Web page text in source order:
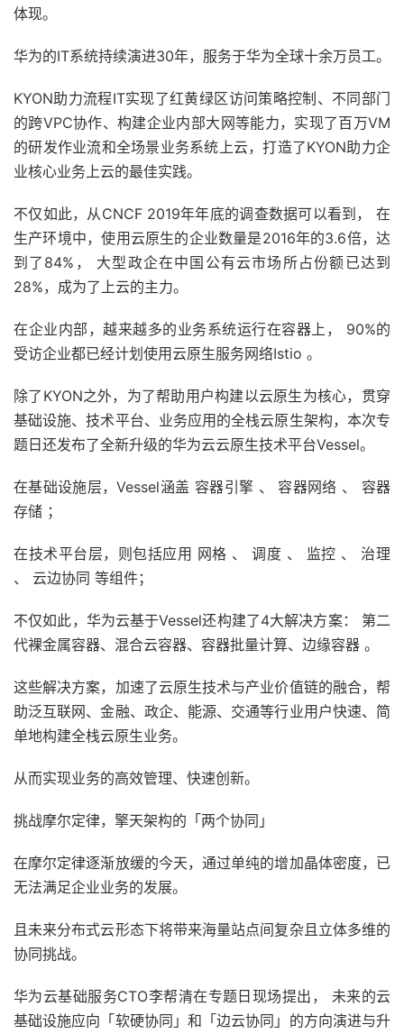
体现。
华为的IT系统持续演进30年，服务于华为全球十余万员工。
KYON助力流程IT实现了红黄绿区访问策略控制、不同部门
的跨VPC协作、构建企业内部大网等能力，实现了百万VM
的研发作业流和全场景业务系统上云，打造了KYON助力企
业核心业务上云的最佳实践。
不仅如此，从CNCF 2019年年底的调查数据可以看到， 在
生产环境中，使用云原生的企业数量是2016年的3.6倍，达
到了84%， 大型政企在中国公有云市场所占份额已达到
28%，成为了上云的主力。
在企业内部，越来越多的业务系统运行在容器上， 90%的
受访企业都已经计划使用云原生服务网络Istio 。
除了KYON之外，为了帮助用户构建以云原生为核心，贯穿
基础设施、技术平台、业务应用的全栈云原生架构，本次专
题日还发布了全新升级的华为云云原生技术平台Vessel。
在基础设施层，Vessel涵盖 容器引擎 、 容器网络 、 容器
存储 ；
在技术平台层，则包括应用 网格 、 调度 、 监控 、 治理
、 云边协同 等组件；
不仅如此，华为云基于Vessel还构建了4大解决方案： 第二
代裸金属容器、混合云容器、容器批量计算、边缘容器 。
这些解决方案，加速了云原生技术与产业价值链的融合，帮
助泛互联网、金融、政企、能源、交通等行业用户快速、简
单地构建全栈云原生业务。
从而实现业务的高效管理、快速创新。
挑战摩尔定律，擎天架构的「两个协同」
在摩尔定律逐渐放缓的今天，通过单纯的增加晶体密度，已
无法满足企业业务的发展。
且未来分布式云形态下将带来海量站点间复杂且立体多维的
协同挑战。
华为云基础服务CTO李帮清在专题日现场提出， 未来的云
基础设施应向「软硬协同」和「边云协同」的方向演进与升